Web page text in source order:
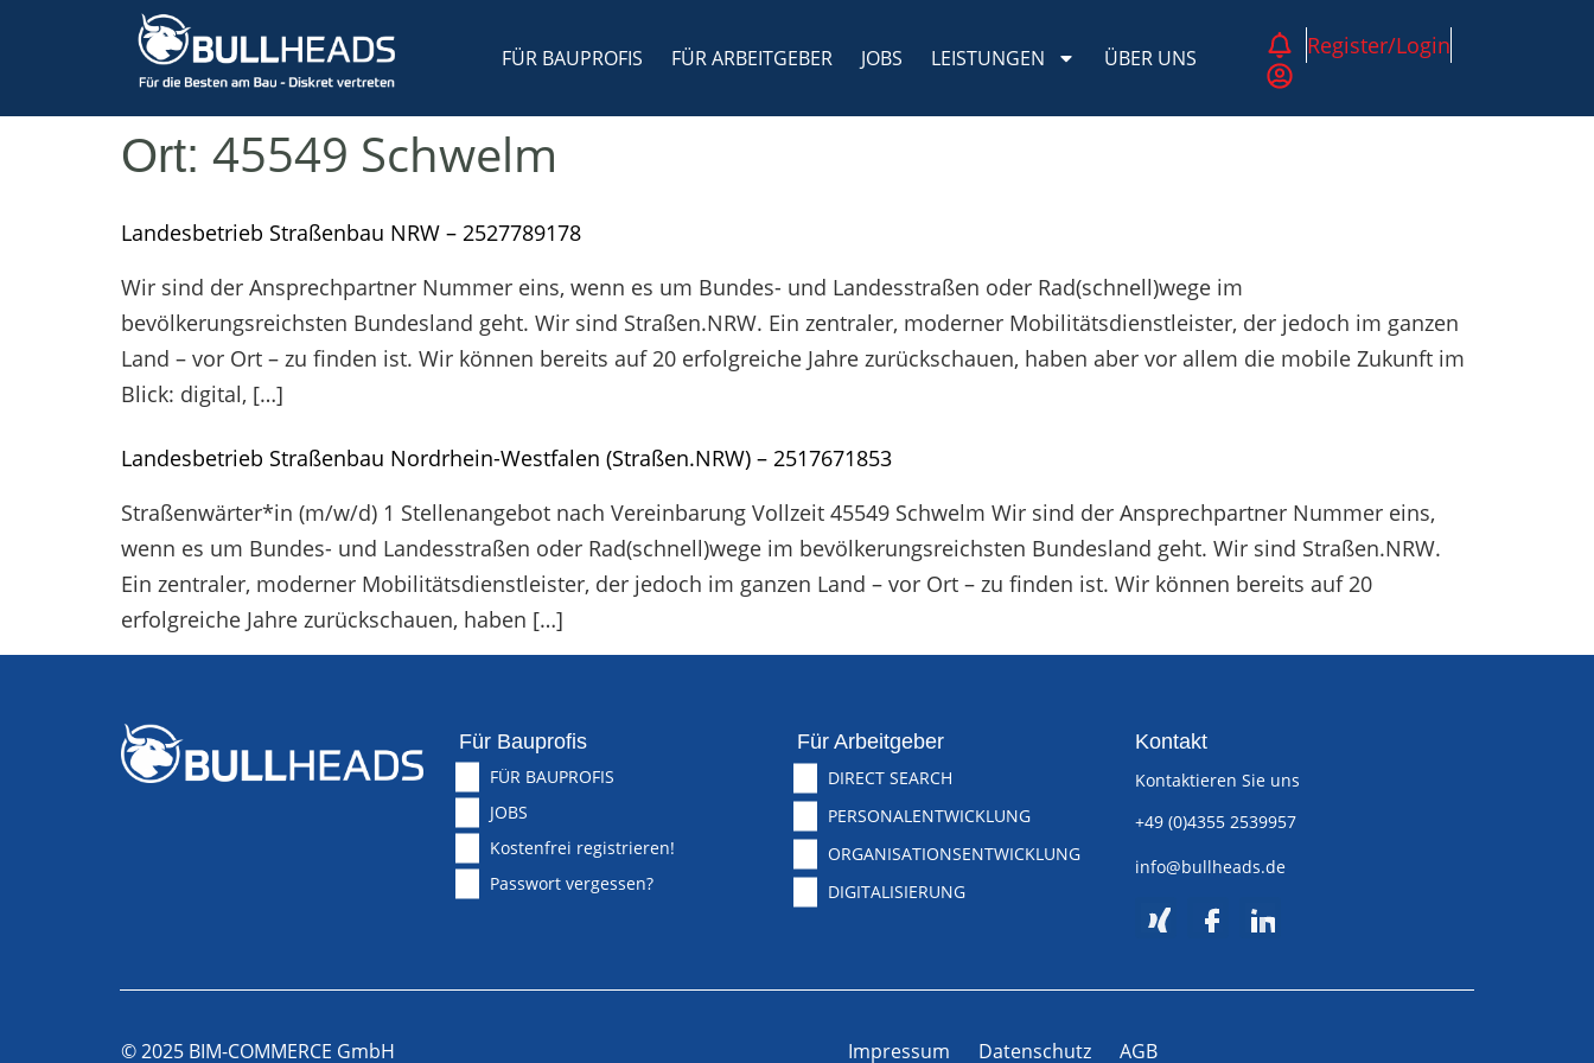
FÜR BAUPROFIS FÜR ARBEITGEBER JOBS LEISTUNGEN ÜBER UNS Register/Login
Ort: 45549 Schwelm
Landesbetrieb Straßenbau NRW – 2527789178
Wir sind der Ansprechpartner Nummer eins, wenn es um Bundes- und Landesstraßen oder Rad(schnell)wege im
bevölkerungsreichsten Bundesland geht. Wir sind Straßen.NRW. Ein zentraler, moderner Mobilitätsdienstleister, der jedoch im ganzen
Land – vor Ort – zu finden ist. Wir können bereits auf 20 erfolgreiche Jahre zurückschauen, haben aber vor allem die mobile Zukunft im
Blick: digital, […]
Landesbetrieb Straßenbau Nordrhein-Westfalen (Straßen.NRW) – 2517671853
Straßenwärter*in (m/w/d) 1 Stellenangebot nach Vereinbarung Vollzeit 45549 Schwelm Wir sind der Ansprechpartner Nummer eins,
wenn es um Bundes- und Landesstraßen oder Rad(schnell)wege im bevölkerungsreichsten Bundesland geht. Wir sind Straßen.NRW.
Ein zentraler, moderner Mobilitätsdienstleister, der jedoch im ganzen Land – vor Ort – zu finden ist. Wir können bereits auf 20
erfolgreiche Jahre zurückschauen, haben […]
Für Bauprofis
FÜR BAUPROFIS
JOBS
Kostenfrei registrieren!
Passwort vergessen?
Für Arbeitgeber
DIRECT SEARCH
PERSONALENTWICKLUNG
ORGANISATIONSENTWICKLUNG
DIGITALISIERUNG
Kontakt
Kontaktieren Sie uns
+49 (0)4355 2539957
info@bullheads.de
© 2025 BIM-COMMERCE GmbH Impressum Datenschutz AGB